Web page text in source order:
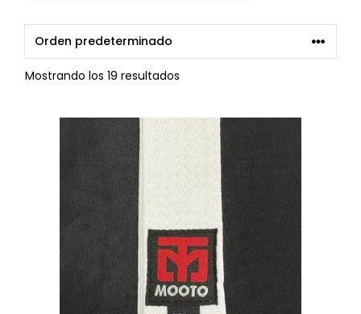
Mostrando los 19 resultados